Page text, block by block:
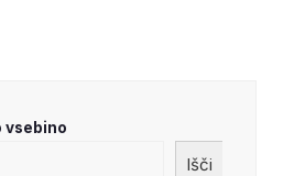
vsebino
Išči